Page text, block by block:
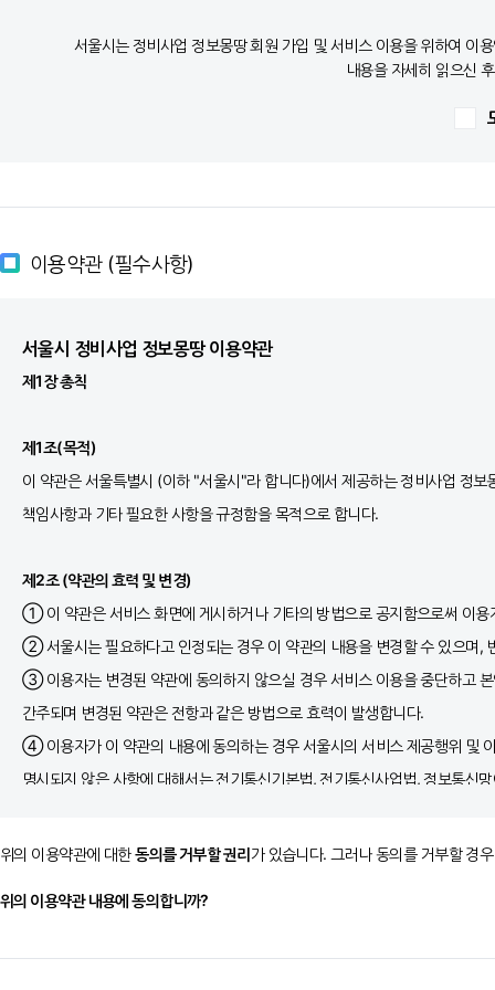
서울시는 정비사업 정보몽땅 회원 가입 및 서비스 이용을 위하여 이
내용을 자세히 읽으신
이용약관 (필수사항)
서울시 정비사업 정보몽땅 이용약관
제1장 총칙
제1조(목적)
이 약관은 서울특별시 (이하 "서울시"라 합니다)에서 제공하는 정비사업 정
책임사항과 기타 필요한 사항을 규정함을 목적으로 합니다.
제2조 (약관의 효력 및 변경)
① 이 약관은 서비스 화면에 게시하거나 기타의 방법으로 공지함으로써 이
② 서울시는 필요하다고 인정되는 경우 이 약관의 내용을 변경할 수 있으며,
③ 이용자는 변경된 약관에 동의하지 않으실 경우 서비스 이용을 중단하고
간주되며 변경된 약관은 전항과 같은 방법으로 효력이 발생합니다.
④ 이용자가 이 약관의 내용에 동의하는 경우 서울시의 서비스 제공행위 및
명시되지 않은 사항에 대해서는 전기통신기본법, 전기통신사업법, 정보통신
⑤ 이 약관에 명시되지 않은 사항에 대해서는 서울시 홈페이지 이용약관에서
제3조 (용어의 정의)
위의 이용약관에 대한동의를 거부할 권리가 있습니다. 그러나 동의를 거부할 경
위의 이용약관 내용에 동의합니까?